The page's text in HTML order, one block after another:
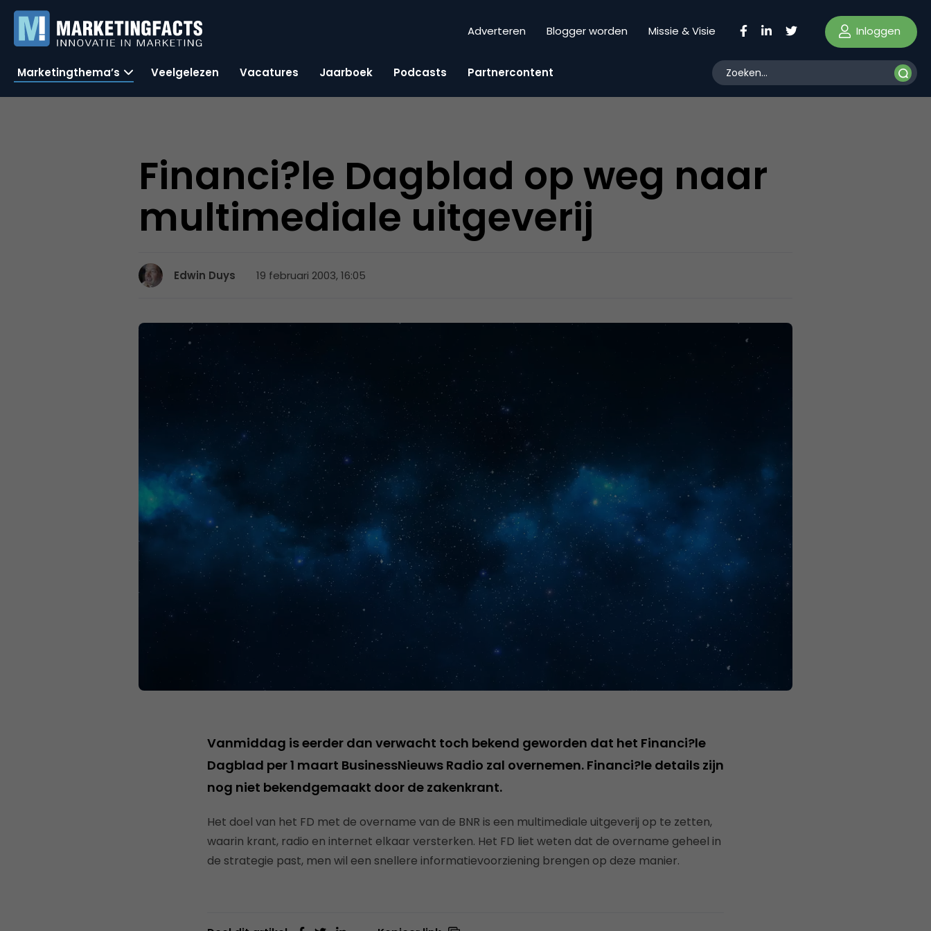
Adverteren Blogger worden Missie & Visie Inloggen
Marketingthema’s Veelgelezen Vacatures Jaarboek Podcasts Partnercontent
Financi?le Dagblad op weg naar
multimediale uitgeverij
Edwin Duys 19 februari 2003, 16:05
Vanmiddag is eerder dan verwacht toch bekend geworden dat het Financi?le
Dagblad per 1 maart BusinessNieuws Radio zal overnemen. Financi?le details zijn
nog niet bekendgemaakt door de zakenkrant.
Het doel van het FD met de overname van de BNR is een multimediale uitgeverij op te zetten,
waarin krant, radio en internet elkaar versterken. Het FD liet weten dat de overname geheel in
de strategie past, men wil een snellere informatievoorziening brengen op deze manier.